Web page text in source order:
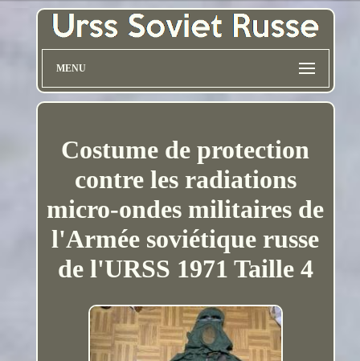
MENU
Costume de protection
contre les radiations
micro-ondes militaires de
l'Armée soviétique russe
de l'URSS 1971 Taille 4